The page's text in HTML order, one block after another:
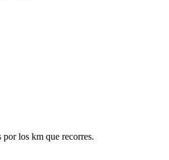
por los km que recorres.